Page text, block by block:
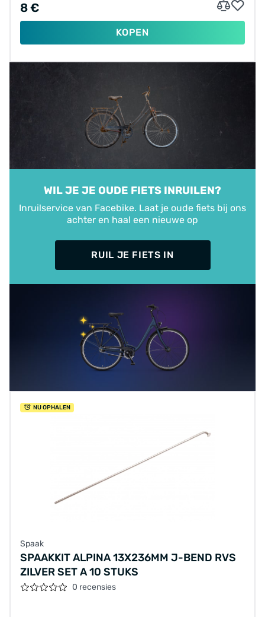
8 €
KOPEN
WIL JE JE OUDE FIETS INRUILEN?
Inruilservice van Facebike. Laat je oude fiets bij ons
achter en haal een nieuwe op
RUIL JE FIETS IN
NU OPHALEN
Spaak
SPAAKKIT ALPINA 13X236MM J-BEND RVS
ZILVER SET A 10 STUKS
0 recensies